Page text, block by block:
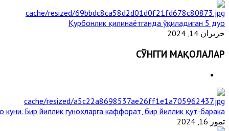
Қурбонлик қилинаётганда ўқиладиган 5 дуо
حزيران 14, 2024
СЎНГГИ МАҚОЛАЛАР
Бир йиллик гуноҳларга каффорат, бир йиллик қут-барака
تموز 16, 2024